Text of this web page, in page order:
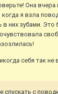
Она вчера
я взла
них зубами. Это
себя так не
спускать с